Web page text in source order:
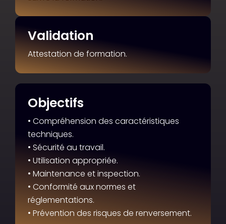
Validation
Attestation de formation.
Objectifs
• Compréhension des caractéristiques
techniques.
• Sécurité au travail.
• Utilisation appropriée.
• Maintenance et inspection.
• Conformité aux normes et
réglementations.
• Prévention des risques de renversement.